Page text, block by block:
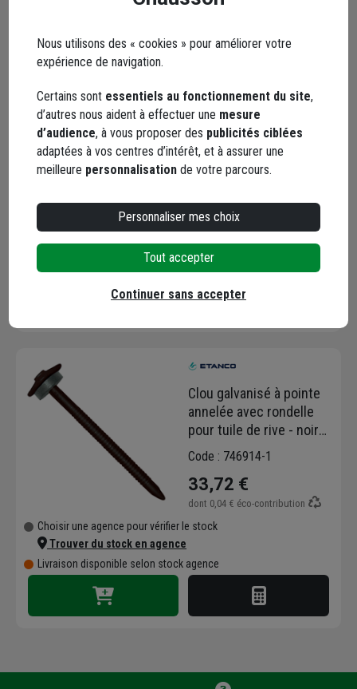
Pointe tête plate annelée
inox A2 pot de 1 kg
2.3x45 (590 pointes
environ)
Code : 815256-1
28,18 €
Choisir une agence pour vérifier le stock
Trouver du stock en agence
Livraison disponible
Clou galvanisé à pointe
annelée avec rondelle
pour tuile de rive - noir
foncé RAL 9005 -
Code : 746914-1
33,72 €
dont 0,04 € éco-contribution
Choisir une agence pour vérifier le stock
Trouver du stock en agence
Livraison disponible selon stock agence
Nous utilisons des « cookies » pour améliorer votre
expérience de navigation.
Certains sont essentiels au fonctionnement du site,
d’autres nous aident à effectuer une mesure
d’audience, à vous proposer des publicités ciblées
adaptées à vos centres d’intérêt, et à assurer une
meilleure personnalisation de votre parcours.
Personnaliser mes choix
Tout accepter
Continuer sans accepter